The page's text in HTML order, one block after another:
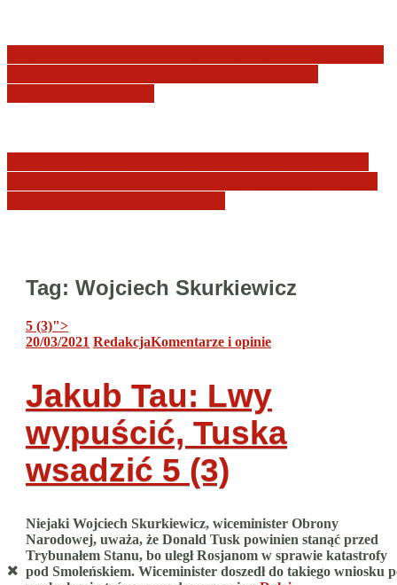
Tag: Wojciech Skurkiewicz
5 (3)">
20/03/2021 RedakcjaKomentarze i opinie
Jakub Tau: Lwy
wypuścić, Tuska
wsadzić 5 (3)
Niejaki Wojciech Skurkiewicz, wiceminister Obrony
Narodowej, uważa, że Donald Tusk powinien stanąć przed
Trybunałem Stanu, bo uległ Rosjanom w sprawie katastrofy
pod Smoleńskiem. Wiceminister doszedł do takiego wniosku